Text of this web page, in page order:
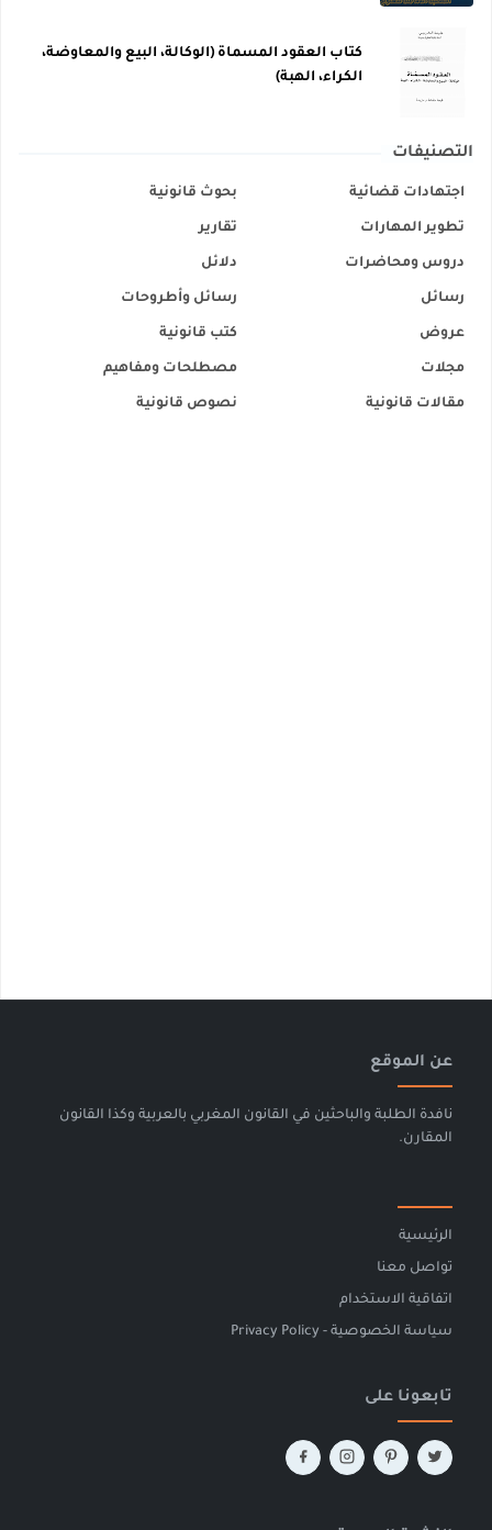
كتاب العقود المسماة (الوكالة، البيع والمعاوضة،
الكراء، الهبة)
التصنيفات
اجتهادات قضائية بحوث قانونية
تطوير المهارات تقارير
دروس ومحاضرات دلائل
رسائل رسائل وأطروحات
عروض كتب قانونية
مجلات مصطلحات ومفاهيم
مقالات قانونية نصوص قانونية
عن الموقع
نافدة الطلبة والباحثين في القانون المغربي بالعربية وكذا القانون
المقارن.
الرئيسية
تواصل معنا
اتفاقية الاستخدام
سياسة الخصوصية - Privacy Policy
تابعونا على